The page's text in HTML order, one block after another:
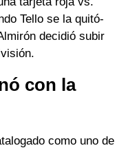
Tello se la quitó-
decidió subir
con la
como uno de